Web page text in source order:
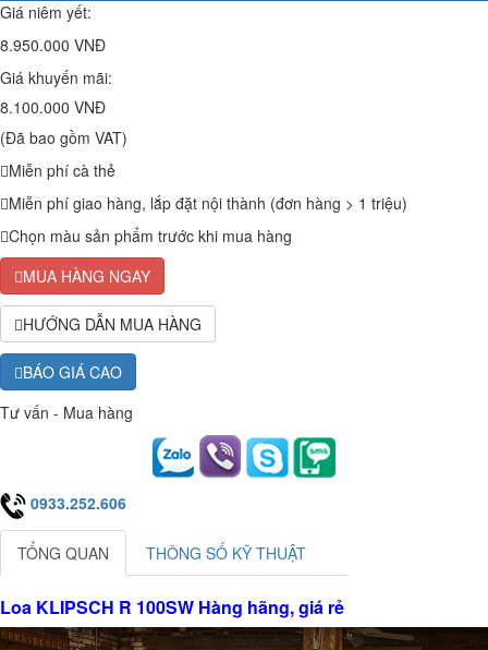
Giá niêm yết:
8.950.000 VNĐ
Giá khuyến mãi:
8.100.000 VNĐ
(Đã bao gồm VAT)
Miễn phí cà thẻ
Miễn phí giao hàng, lắp đặt nội thành (đơn hàng > 1 triệu)
Chọn màu sản phẩm trước khi mua hàng
MUA HÀNG NGAY
HƯỚNG DẪN MUA HÀNG
BÁO GIÁ CAO
Tư vấn - Mua hàng
0933.252.606
TỔNG QUAN THÔNG SỐ KỸ THUẬT
Loa KLIPSCH R 100SW Hàng hãng, giá rẻ